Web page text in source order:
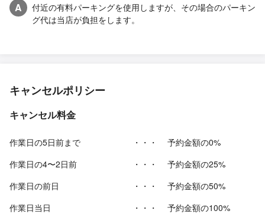
A
付近の有料パーキングを使用しますが、その場合のパーキン
グ代は当店が負担をします。
キャンセルポリシー
キャンセル料金
作業日の5日前まで ・・・
予約金額の0%
作業日の4〜2日前
・・・
予約金額の25%
作業日の前日
・・・
予約金額の50%
作業日当日
・・・ 予約金額の100%